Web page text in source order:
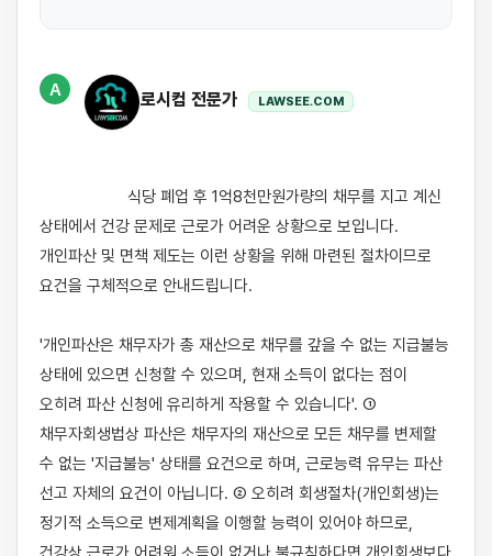
A
로시컴 전문가 LAWSEE.COM
상태에서 건강 문제로 근로가 어려운 상황으로 보입니다.
개인파산 및 면책 제도는 이런 상황을 위해 마련된 절차이므로
요건을 구체적으로 안내드립니다.
'개인파산은 채무자가 총 재산으로 채무를 갚을 수 없는 지급불능
상태에 있으면 신청할 수 있으며, 현재 소득이 없다는 점이
오히려 파산 신청에 유리하게 작용할 수 있습니다'. ①
채무자회생법상 파산은 채무자의 재산으로 모든 채무를 변제할
수 없는 '지급불능' 상태를 요건으로 하며, 근로능력 유무는 파산
선고 자체의 요건이 아닙니다. ② 오히려 회생절차(개인회생)는
정기적 소득으로 변제계획을 이행할 능력이 있어야 하므로,